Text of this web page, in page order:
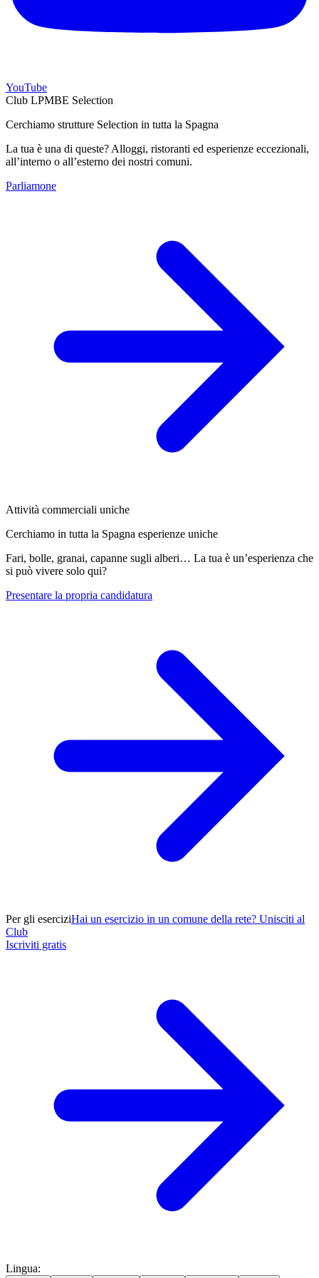
YouTube
Club LPMBE Selection
Cerchiamo strutture Selection in tutta la Spagna
La tua è una di queste? Alloggi, ristoranti ed esperienze eccezionali,
all’interno o all’esterno dei nostri comuni.
Parliamone
Attività commerciali uniche
Cerchiamo in tutta la Spagna esperienze uniche
Fari, bolle, granai, capanne sugli alberi… La tua è un’esperienza che
si può vivere solo qui?
Presentare la propria candidatura
Per gli eserciziHai un esercizio in un comune della rete? Unisciti al
Club
Iscriviti gratis
Lingua: